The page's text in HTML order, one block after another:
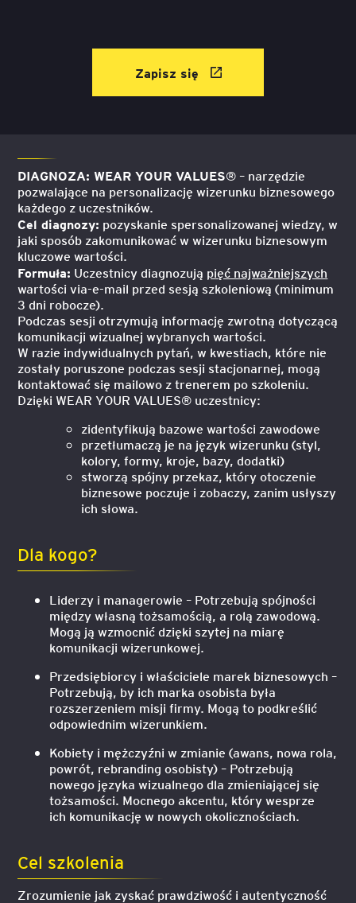
DIAGNOZA: WEAR YOUR VALUES® – narzędzie
pozwalające na personalizację wizerunku biznesowego
każdego z uczestników.
Cel diagnozy: pozyskanie spersonalizowanej wiedzy, w
jaki sposób zakomunikować w wizerunku biznesowym
kluczowe wartości.
Formuła: Uczestnicy diagnozują pięć najważniejszych
wartości via-e-mail przed sesją szkoleniową (minimum
3 dni robocze).
Podczas sesji otrzymują informację zwrotną dotyczącą
komunikacji wizualnej wybranych wartości.
W razie indywidualnych pytań, w kwestiach, które nie
zostały poruszone podczas sesji stacjonarnej, mogą
kontaktować się mailowo z trenerem po szkoleniu.
Dzięki WEAR YOUR VALUES® uczestnicy:
zidentyfikują bazowe wartości zawodowe
przetłumaczą je na język wizerunku (styl,
kolory, formy, kroje, bazy, dodatki)
stworzą spójny przekaz, który otoczenie
biznesowe poczuje i zobaczy, zanim usłyszy
ich słowa.
Dla kogo?
Liderzy i managerowie – Potrzebują spójności
między własną tożsamością, a rolą zawodową.
Mogą ją wzmocnić dzięki szytej na miarę
komunikacji wizerunkowej.
Przedsiębiorcy i właściciele marek biznesowych –
Potrzebują, by ich marka osobista była
rozszerzeniem misji firmy. Mogą to podkreślić
odpowiednim wizerunkiem.
Kobiety i mężczyźni w zmianie (awans, nowa rola,
powrót, rebranding osobisty) – Potrzebują
nowego języka wizualnego dla zmieniającej się
tożsamości. Mocnego akcentu, który wesprze
ich komunikację w nowych okolicznościach.
Cel szkolenia
Zrozumienie jak zyskać prawdziwość i autentyczność
Zapisz się